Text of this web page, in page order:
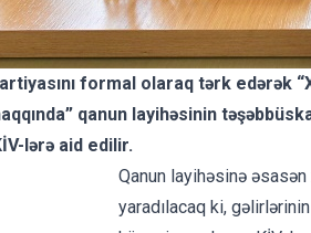
formal olaraq tərk edərək
qanun layihəsinin
lərə aid edilir.
Qanun layihəsinə
yaradılacaq ki,